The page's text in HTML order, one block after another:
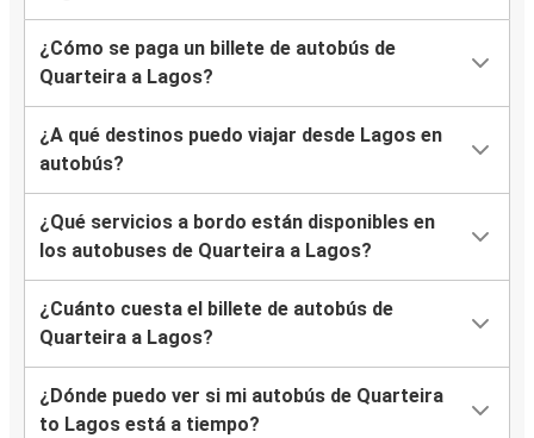
¿Cómo se paga un billete de autobús de
Quarteira a Lagos?
¿A qué destinos puedo viajar desde Lagos en
autobús?
¿Qué servicios a bordo están disponibles en
los autobuses de Quarteira a Lagos?
¿Cuánto cuesta el billete de autobús de
Quarteira a Lagos?
¿Dónde puedo ver si mi autobús de Quarteira
to Lagos está a tiempo?